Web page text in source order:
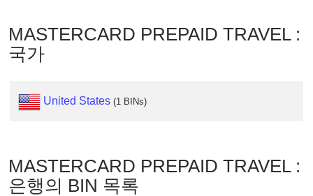
BIN
Credit
Card
Checker
Service
is
My
MASTERCARD PREPAID TRAVEL :
국가
United States (1 BINs)
MASTERCARD PREPAID TRAVEL :
은행의 BIN 목록